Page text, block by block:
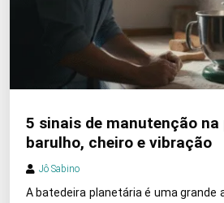
5 sinais de manutenção
barulho, cheiro e vibração
Jô Sabino
A batedeira planetária é uma grande